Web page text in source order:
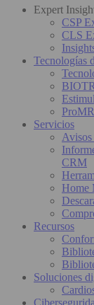
Expert
CSP
CLS
Tecnologías
Servicios
CRM
Home
Recursos
Soluciones